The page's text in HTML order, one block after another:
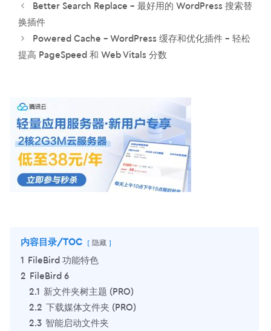
Better Search Replace – 最好用的 WordPress 搜索替
换插件
Powered Cache – WordPress 缓存和优化插件 – 轻松
提高 PageSpeed 和 Web Vitals 分数
内容目录/TOC 隐藏
1
FileBird 功能特色
2 FileBird 6
2.1
新文件夹树主题 (PRO)
2.2
下载媒体文件夹 (PRO)
2.3 智能启动文件夹